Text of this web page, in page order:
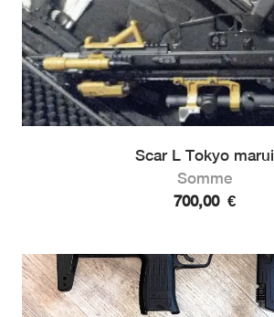
Scar L Tokyo marui
Somme
700,00 €